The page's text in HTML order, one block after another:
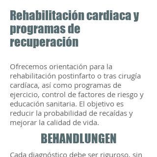
Rehabilitación cardiaca y
programas de
recuperación
Ofrecemos orientación para la
rehabilitación postinfarto o tras cirugía
cardíaca, así como programas de
ejercicio, control de factores de riesgo y
educación sanitaria. El objetivo es
reducir la probabilidad de recaídas y
mejorar la calidad de vida.
BEHANDLUNGEN
Cada diagnóstico debe ser riguroso, sin